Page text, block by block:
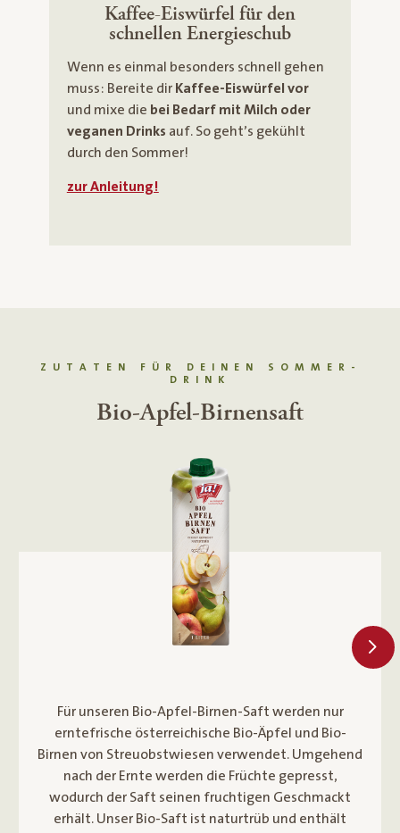
Kaffee-Eiswürfel für den
schnellen Energieschub
Wenn es einmal besonders schnell gehen
muss: Bereite dir Kaffee-Eiswürfel vor
und mixe die bei Bedarf mit Milch oder
veganen Drinks auf. So geht’s gekühlt
durch den Sommer!
zur Anleitung!
ZUTATEN FÜR DEINEN SOMMER-
DRINK
Bio-Espresso Intenso ganze
Der Fairtrade zertifizierte Ja! Natürlich Bio Arabica
Kaffee stammt aus dem Hochland Lateinamerikas
und wird auf kleinstrukturierten Plantagen von
Hand geerntet, um die besten und reifsten Früchte
zu erhalten. Durch die spezielle dunklere Röstung